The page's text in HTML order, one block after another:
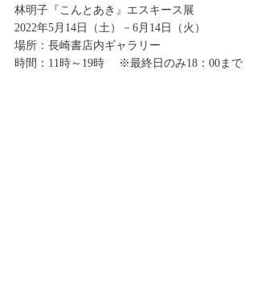
林明子『こんとあき』エスキース展
2022年5月14日（土）－6月14日（火）
場所：長崎書店内ギャラリー
時間：11時～19時 　※最終日のみ18：00まで